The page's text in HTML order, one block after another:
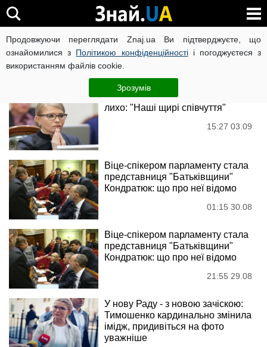
Продовжуючи переглядати Znaj.ua Ви підтверджуєте, що
ознайомилися з Політикою конфіденційностіі погоджуєтеся з
використанням файлів cookie.
Зрозумів
Батьківщина
Новини
У родині Тимошенко сталося
лихо: "Наші щирі співчуття"
15:27 03.09
Віце-спікером парламенту стала
представниця "Батьківщини"
Кондратюк: що про неї відомо
01:15 30.08
Віце-спікером парламенту стала
представниця "Батьківщини"
Кондратюк: що про неї відомо
21:55 29.08
У нову Раду - з новою зачіскою:
Тимошенко кардинально змінила
імідж, придивіться на фото
уважніше